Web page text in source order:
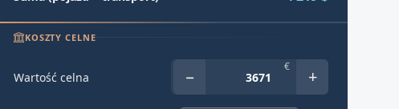
KOSZTY CELNE
Wartość celna − € +